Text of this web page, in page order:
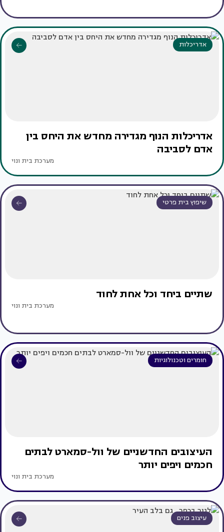
אדריכלות
אדריכלות הנוף מגדירה מחדש את היחס בין
אדם לסביבה
מערכת בית ונוי
שיפוץ בית פרטי
שתיים ביחד וכל אחת לחוד
מערכת בית ונוי
חומרים וטכנולוגיות
העיצובים החדשניים של וול-סמארט לבתים
חכמים ויפים יותר
מערכת בית ונוי
עיצוב פנים